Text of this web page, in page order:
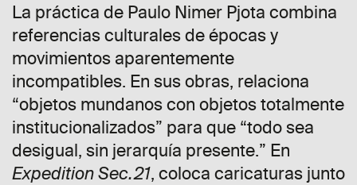
La práctica de Paulo Nimer Pjota combina
referencias culturales de épocas y
movimientos aparentemente
incompatibles. En sus obras, relaciona
“objetos mundanos con objetos totalmente
institucionalizados” para que “todo sea
desigual, sin jerarquía presente.” En
Expedition Sec.21, coloca caricaturas junto